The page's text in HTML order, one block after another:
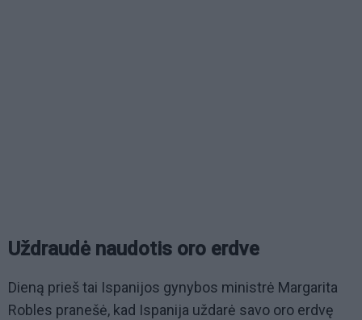
Uždraudė naudotis oro erdve
Dieną prieš tai Ispanijos gynybos ministrė Margarita
Robles pranešė, kad Ispanija uždarė savo oro erdvę